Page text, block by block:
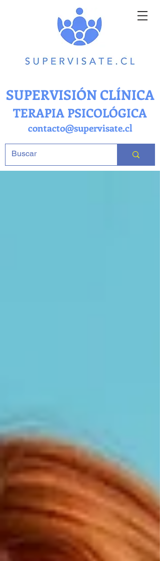
SUPERVISIÓN CLÍNICA
TERAPIA PSICOLÓGICA
contacto@supervisate.cl